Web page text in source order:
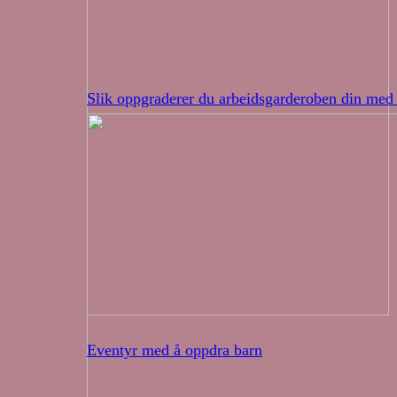
Slik oppgraderer du arbeidsgarderoben din
Eventyr med å oppdra barn